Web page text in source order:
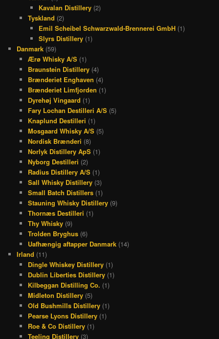
Kavalan Distillery (2)
Tyskland (2)
Emil Scheibel Schwarzwald-Brennerei GmbH (1)
Slyrs Distillery (1)
Danmark (59)
Ærø Whisky A/S(1)
Braunstein Distillery(4)
Brænderiet Enghaven (4)
Brænderiet Limfjorden (1)
Dyrehøj Vingaard (1)
Fary Lochan Destilleri A/S(5)
Knaplund Destilleri (1)
Mosgaard Whisky A/S(5)
Nordisk Brænderi (8)
Norlyk Distillery ApS(1)
Nyborg Destilleri (2)
Radius Distillery A/S(1)
Sall Whisky Distillery(3)
Small Batch Distillers(1)
Stauning Whisky Distillery(9)
Thornæs Destilleri (1)
Thy Whisky(9)
Trolden Bryghus(6)
Uafhængig aftapper Danmark(14)
Irland (11)
Dingle Whiskey Distillery(1)
Dublin Liberties Distillery(1)
Kilbeggan Distilling Co. (1)
Midleton Distillery(5)
Old Bushmills Distillery(1)
Pearse Lyons Distillery(1)
Roe & Co Distillery(1)
Teeling Distillery(3)